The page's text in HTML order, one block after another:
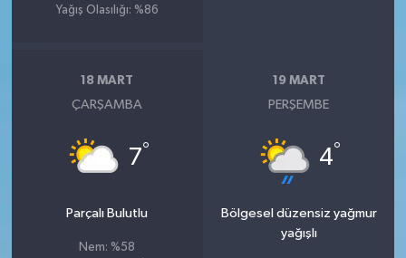
Yağış Olasılığı: %86
18 MART
ÇARŞAMBA
7°
Parçalı Bulutlu
Nem: %58
19 MART
PERŞEMBE
4°
Bölgesel düzensiz yağmur
yağışlı